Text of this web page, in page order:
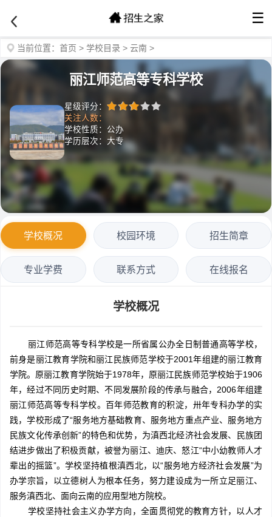
☰
当前位置： 首页 > 学校目录 > 云南 >
丽江师范高等专科学校
星级评分：
关注人数：
学校性质：公办
学历层次：大专
学校概况 校园环境 招生简章
专业学费 联系方式 在线报名
学校概况
丽江师范高等专科学校是一所省属公办全日制普通高等学校，
前身是丽江教育学院和丽江民族师范学校于2001年组建的丽江教育
学院。原丽江教育学院始于1978年，原丽江民族师范学校始于1906
年，经过不同历史时期、不同发展阶段的传承与融合，2006年组建
丽江师范高等专科学校。百年师范教育的积淀，卅年专科办学的实
践，学校形成了“服务地方基础教育、服务地方重点产业、服务地方
民族文化传承创新”的特色和优势，为滇西北经济社会发展、民族团
结进步做出了积极贡献，被誉为丽江、迪庆、怒江“中小幼教师人才
辈出的摇篮”。学校坚持植根滇西北，以“服务地方经济社会发展”为
办学宗旨，以立德树人为根本任务，努力建设成为一所立足丽江、
服务滇西北、面向云南的应用型地方院校。
学校坚持社会主义办学方向，全面贯彻党的教育方针，以人才